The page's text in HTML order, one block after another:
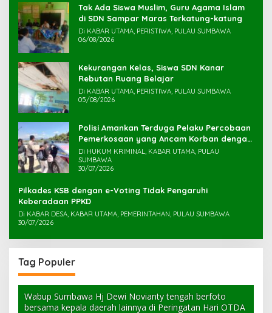
Tak Ada Siswa Muslim, Guru Agama Islam
di SDN Sampar Maras Terkatung-katung ‎
Di KABAR UTAMA, PERISTIWA, PULAU SUMBAWA
06/08/2026
Kekurangan Kelas, Siswa SDN Kanar
Rebutan Ruang Belajar
Di KABAR UTAMA, PERISTIWA, PULAU SUMBAWA
05/08/2026
Polisi Amankan Terduga Pelaku Percobaan
Pemerkosaan yang Ancam Korban dengan
Parang
Di HUKUM KRIMINAL, KABAR UTAMA, PULAU
SUMBAWA
30/07/2026
Pilkades KSB dengan e-Voting Tidak Pengaruhi
Keberadaan PPKD
Di KABAR DESA, KABAR UTAMA, PEMERINTAHAN, PULAU SUMBAWA
30/07/2026
Tag Populer
Wabup Sumbawa Hj Dewi Novianty tengah berfoto
bersama kepala daerah lainnya di Peringatan Hari OTDA